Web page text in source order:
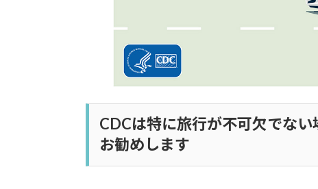
CDCは特に旅行が不可欠でな
お勧めします